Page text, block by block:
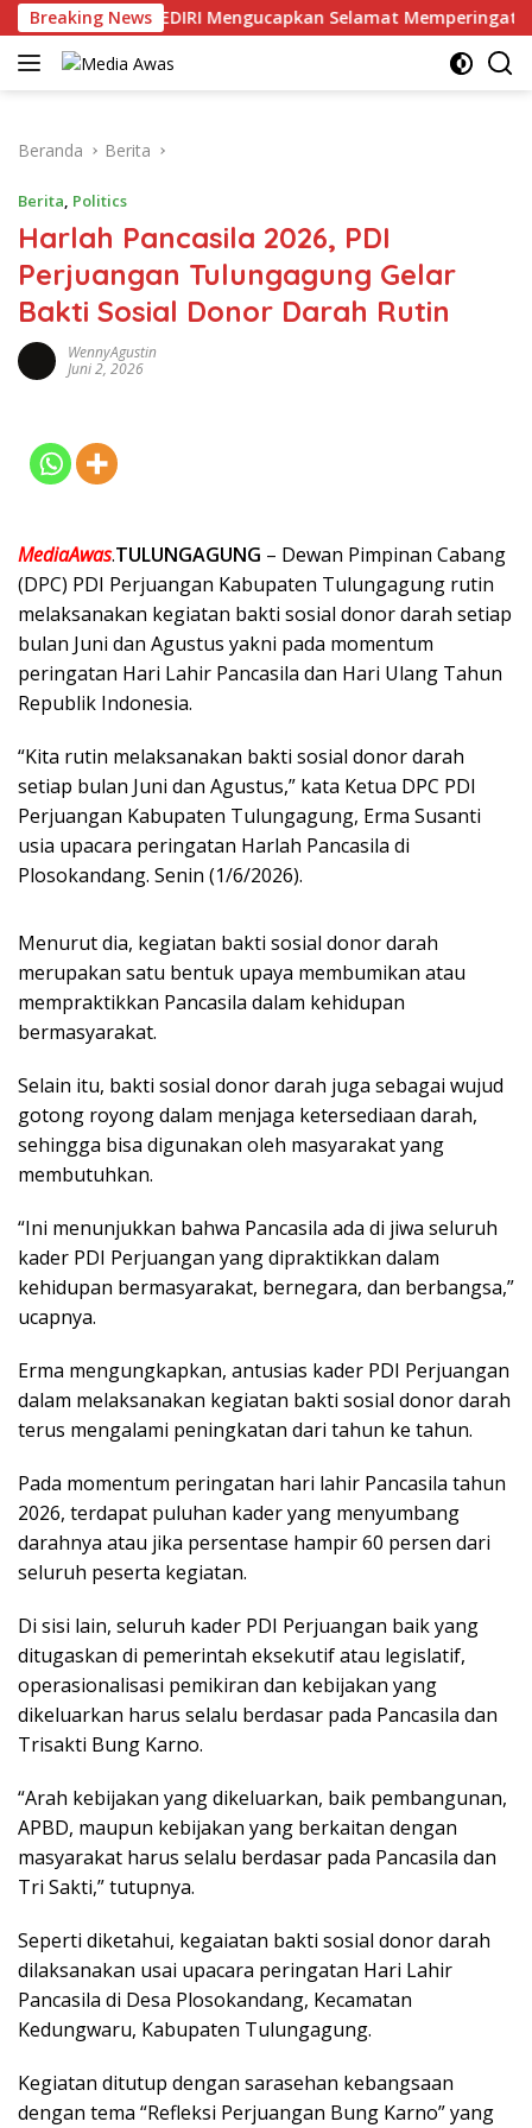
Langsung
ke
konten
Breaking News
2 Kanigoro KEDIRI Mengucapkan Selamat Memperingati
Beranda Berita
Berita, Politics
Harlah Pancasila 2026, PDI
Perjuangan Tulungagung Gelar
Bakti Sosial Donor Darah Rutin
WennyAgustin
Juni 2, 2026
MediaAwas.TULUNGAGUNG – Dewan Pimpinan Cabang
(DPC) PDI Perjuangan Kabupaten Tulungagung rutin
melaksanakan kegiatan bakti sosial donor darah setiap
bulan Juni dan Agustus yakni pada momentum
peringatan Hari Lahir Pancasila dan Hari Ulang Tahun
Republik Indonesia.
“Kita rutin melaksanakan bakti sosial donor darah
setiap bulan Juni dan Agustus,” kata Ketua DPC PDI
Perjuangan Kabupaten Tulungagung, Erma Susanti
usia upacara peringatan Harlah Pancasila di
Plosokandang. Senin (1/6/2026).
Menurut dia, kegiatan bakti sosial donor darah
merupakan satu bentuk upaya membumikan atau
mempraktikkan Pancasila dalam kehidupan
bermasyarakat.
Selain itu, bakti sosial donor darah juga sebagai wujud
gotong royong dalam menjaga ketersediaan darah,
sehingga bisa digunakan oleh masyarakat yang
membutuhkan.
“Ini menunjukkan bahwa Pancasila ada di jiwa seluruh
kader PDI Perjuangan yang dipraktikkan dalam
kehidupan bermasyarakat, bernegara, dan berbangsa,”
ucapnya.
Erma mengungkapkan, antusias kader PDI Perjuangan
dalam melaksanakan kegiatan bakti sosial donor darah
terus mengalami peningkatan dari tahun ke tahun.
Pada momentum peringatan hari lahir Pancasila tahun
2026, terdapat puluhan kader yang menyumbang
darahnya atau jika persentase hampir 60 persen dari
seluruh peserta kegiatan.
Di sisi lain, seluruh kader PDI Perjuangan baik yang
ditugaskan di pemerintah eksekutif atau legislatif,
operasionalisasi pemikiran dan kebijakan yang
dikeluarkan harus selalu berdasar pada Pancasila dan
Trisakti Bung Karno.
“Arah kebijakan yang dikeluarkan, baik pembangunan,
APBD, maupun kebijakan yang berkaitan dengan
masyarakat harus selalu berdasar pada Pancasila dan
Tri Sakti,” tutupnya.
Seperti diketahui, kegaiatan bakti sosial donor darah
dilaksanakan usai upacara peringatan Hari Lahir
Pancasila di Desa Plosokandang, Kecamatan
Kedungwaru, Kabupaten Tulungagung.
Kegiatan ditutup dengan sarasehan kebangsaan
dengan tema “Refleksi Perjuangan Bung Karno” yang